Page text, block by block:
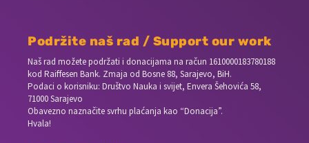
Podržite naš rad / Support our work
Naš rad možete podržati i donacijama na račun 1610000183780188
kod Raiffesen Bank. Zmaja od Bosne 88, Sarajevo, BiH.
Podaci o korisniku: Društvo Nauka i svijet, Envera Šehovića 58,
71000 Sarajevo
Obavezno naznačite svrhu plaćanja kao “Donacija”.
Hvala!